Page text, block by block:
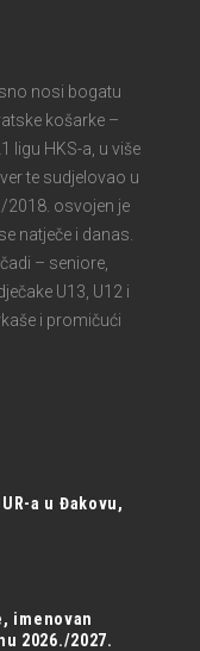
nosi bogatu
košarke –
ligu HKS-a, u više
te sudjelovao u
2018. osvojen je
natječe i danas.
– seniore,
U13, U12 i
i promičući
a u Đakovu,
imenovan
2026./2027.